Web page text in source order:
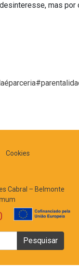
mas por
Cookies
Cabral – Belmonte